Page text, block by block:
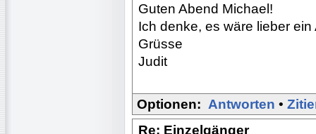
Guten Abend Michael!
Ich denke, es wäre lieber
Grüsse
Judit
Optionen: Antworten •
Re: Einzelgänger